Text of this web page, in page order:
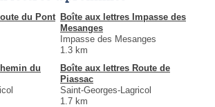
du Pont Boîte aux lettres Impasse des
Mesanges
Impasse des Mesanges
1.3 km
du
Boîte aux lettres Route de
Piassac
Saint-Georges-Lagricol
1.7 km